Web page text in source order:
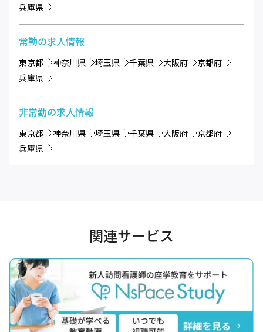
兵庫県
常勤の求人情報
東京都 神奈川県 埼玉県 千葉県 大阪府
京都府
兵庫県
非常勤の求人情報
東京都 神奈川県 埼玉県 千葉県 大阪府
京都府
兵庫県
関連サービス